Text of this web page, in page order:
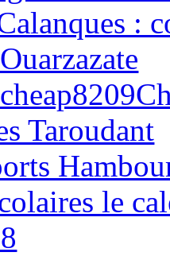
:
Taroudant
le